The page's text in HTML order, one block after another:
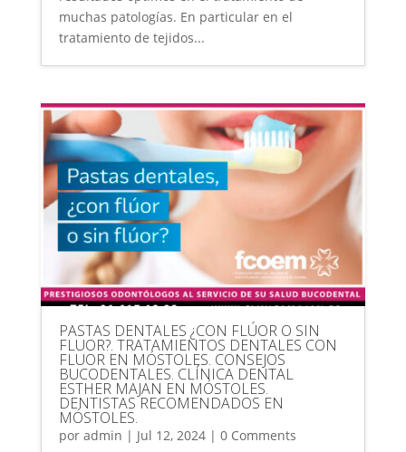
muchas patologías. En particular en el
tratamiento de tejidos...
PASTAS DENTALES ¿CON FLÚOR O SIN
FLUOR?. TRATAMIENTOS DENTALES CON
FLUOR EN MÓSTOLES. CONSEJOS
BUCODENTALES. CLÍNICA DENTAL
ESTHER MAJAN EN MÓSTOLES.
DENTISTAS RECOMENDADOS EN
MÓSTOLES.
por admin | Jul 12, 2024| 0 Comments